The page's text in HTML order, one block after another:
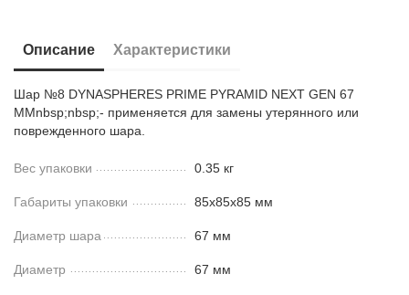
Описание Характеристики
Шар №8 DYNASPHERES PRIME PYRAMID NEXT GEN 67
ММnbsp;nbsp;- применяется для замены утерянного или
поврежденного шара.
Вес упаковки 0.35 кг
Габариты упаковки 85х85х85 мм
Диаметр шара 67 мм
Диаметр 67 мм